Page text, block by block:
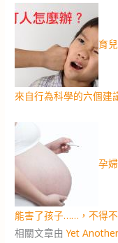
育
來自行為科學的六個建
孕
能害了孩子……，不得
相關文章由Yet